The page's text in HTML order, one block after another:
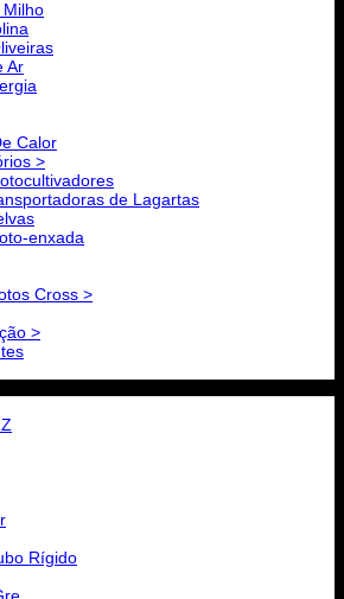
Milho
Ar
Calor
>
de Lagartas
enxada
Cross >
>
Rígido